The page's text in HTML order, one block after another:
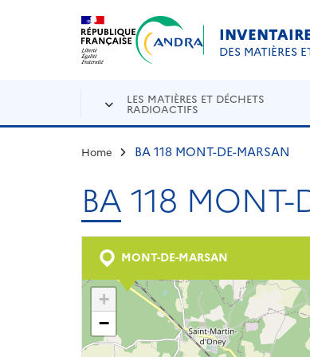
Aller au contenu principal
DES MATIÈRES
LES MATIÈRES ET DÉCHETS
RADIOACTIFS
Home BA 118 MONT-DE-MARSAN
BA 118 MONT-
MONT-DE-MARSAN
+
−